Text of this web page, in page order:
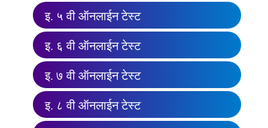
इ. ५ वी ऑनलाईन टेस्ट
इ. ६ वी ऑनलाईन टेस्ट
इ. ७ वी ऑनलाईन टेस्ट
इ. ८ वी ऑनलाईन टेस्ट